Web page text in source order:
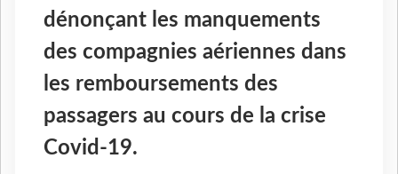
dénonçant les manquements
des compagnies aériennes dans
les remboursements des
passagers au cours de la crise
Covid-19.